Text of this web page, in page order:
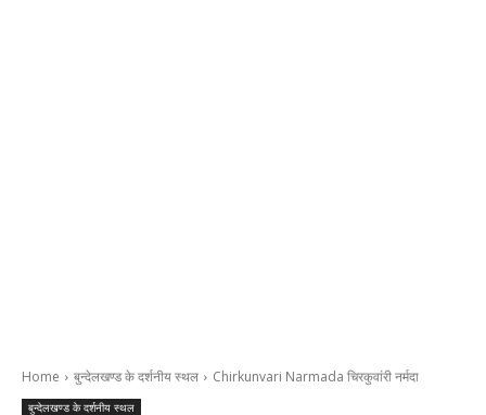
Home बुन्देलखण्ड के दर्शनीय स्थल Chirkunvari Narmada चिरकुवांरी नर्मदा
बुन्देलखण्ड के दर्शनीय स्थल